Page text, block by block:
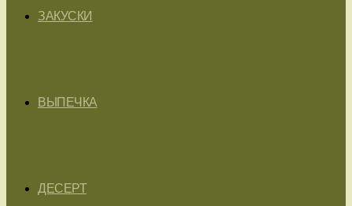
ЗАКУСКИ
ВЫПЕЧКА
ДЕСЕРТ